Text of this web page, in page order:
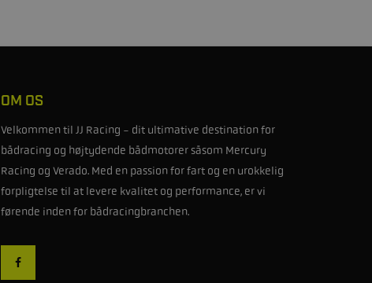
OM OS
Velkommen til JJ Racing - dit ultimative destination for
bådracing og højtydende bådmotorer såsom Mercury
Racing og Verado. Med en passion for fart og en urokkelig
forpligtelse til at levere kvalitet og performance, er vi
førende inden for bådracingbranchen.